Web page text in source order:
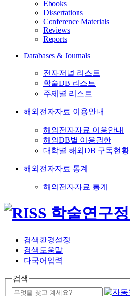
Ebooks
Dissertations
Conference Materials
Reviews
Reports
Databases & Journals
전자저널 리스트
학술DB 리스트
주제별 리스트
해외전자자료 이용안내
해외전자자료 이용안내
해외DB별 이용권한
대학별 해외DB 구독현황
해외전자자료 통계
해외전자자료 통계
검색환경설정
검색도움말
다국어입력
검색